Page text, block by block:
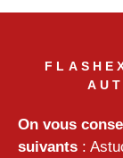
On vous
suivants :